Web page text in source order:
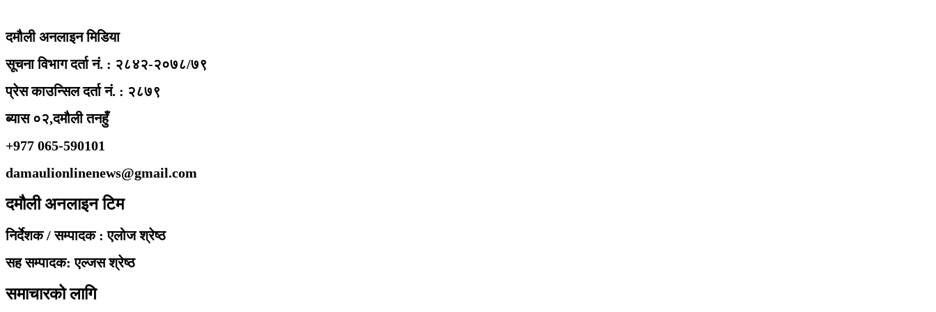
दमौली अनलाइन मिडिया
सूचना विभाग दर्ता नं. : २८४२-२०७८/७९
प्रेस काउन्सिल दर्ता नं. : २८७९
ब्यास ०२,दमौली तनहुँ
+977 065-590101
damaulionlinenews@gmail.com
दमौली अनलाइन टिम
निर्देशक / सम्पादक : एलोज श्रेष्ठ
सह सम्पादक: एल्जस श्रेष्ठ
समाचारको लागि